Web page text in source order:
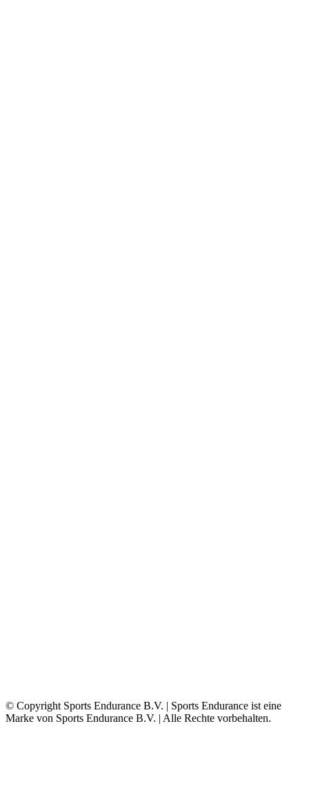
© Copyright Sports Endurance B.V. | Sports Endurance ist eine
Marke von Sports Endurance B.V. | Alle Rechte vorbehalten.